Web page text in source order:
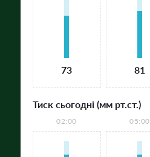
73 81
Тиск сьогодні (мм рт.ст.)
02:00 05:00